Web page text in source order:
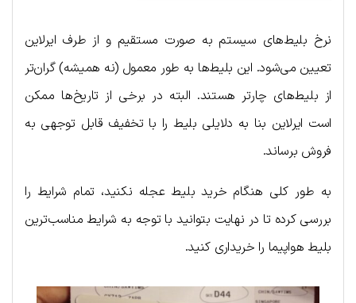
نرخ بلیط‌های سیستم به صورت مستقیم و از طرف ایرلاین
تعیین می‌شود. این بلیط‌ها به طور معمول (نه همیشه) گران‌تر
از بلیط‌های چارتر هستند. البته در برخی از تاریخ‌ها ممکن
است ایرلاین بنا به دلایلی بلیط را با تخفیف قابل توجهی به
فروش برساند.
به طور کلی هنگام خرید بلیط عجله نکنید، تمام شرایط را
بررسی کرده تا در نهایت بتوانید با توجه به شرایط مناسب‌ترین
بلیط هواپیما را خریداری کنید.